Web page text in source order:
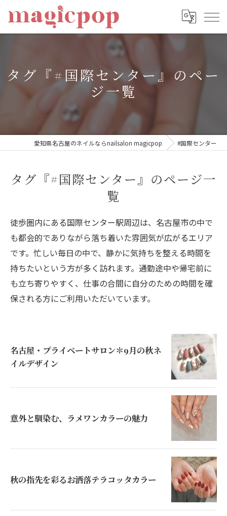
タグ『#国際センター』のペー
ジ一覧
愛知県名古屋のネイルならnailsalon magicpop #国際センター
タグ『#国際センター』のページ一
覧
徒歩圏内にある国際センター駅周辺は、名古屋市の中で
も都会的でありながら落ち着いた雰囲気が広がるエリア
です。忙しい毎日の中で、静かに気持ちを整える時間を
持ちたいという方が多く訪れます。通勤途中や帰宅前に
も立ち寄りやすく、仕事の合間に自分のための時間を確
保される方にご利用いただいています。
名古屋・プライベートサロン＊9月の秋ネ
イルデザイン
意外と馴染む、ラメワンカラーの魅力
秋の指先を彩るお洒落テラコッタカラー